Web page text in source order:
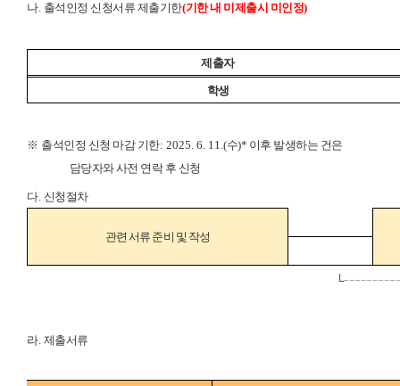
나. 출석인정 신청서류 제출기한(기한 내 미제출시 미인정)
제출자
학생
※ 출석인정 신청 마감 기한: 2025. 6. 11.(수)* 이후 발생하는 건은
담당자와 사전 연락 후 신청
다. 신청절차
관련 서류 준비 및 작성
라. 제출서류